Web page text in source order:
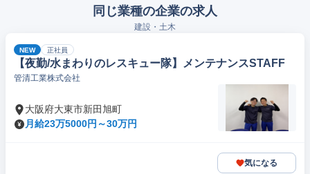
同じ業種の企業の求人
建設・土木
NEW 正社員
【夜勤/水まわりのレスキュー隊】メンテナンスSTAFF
管清工業株式会社
大阪府大東市新田旭町
月給23万5000円～30万円
気になる